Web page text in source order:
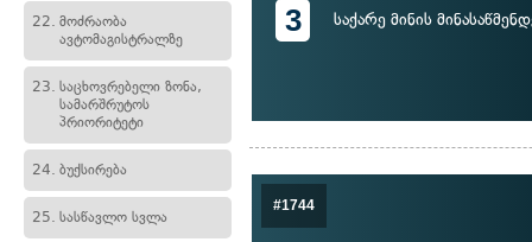
22. მოძრაობა
ავტომაგისტრალზე
23. საცხოვრებელი ზონა,
სამარშრუტოს
პრიორიტეტი
24. ბუქსირება
25. სასწავლო სვლა
3 საქარე მინის
#1744